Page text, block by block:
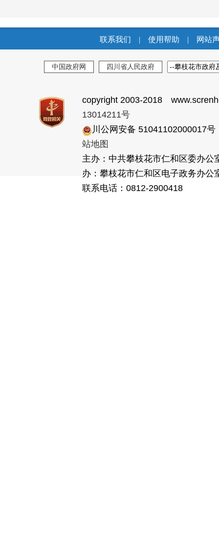
联系我们 | 使用帮助 | 网站
中国政府网 四川省人民政府
copyright 2003-2018
13014211号
川公网安备
站地图
主办：中共攀枝花市仁和区委办
办：攀枝花市仁和区电子政务办
联系电话：0812-2900418